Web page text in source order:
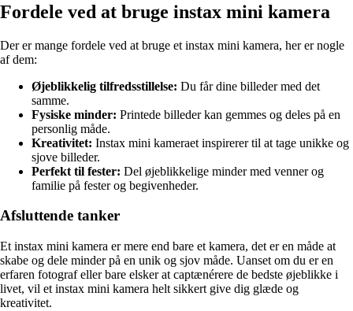
Fordele ved at bruge instax mini kamera
Der er mange fordele ved at bruge et instax mini kamera, her er nogle
af dem:
Øjeblikkelig tilfredsstillelse: Du får dine billeder med det
samme.
Fysiske minder: Printede billeder kan gemmes og deles på en
personlig måde.
Kreativitet: Instax mini kameraet inspirerer til at tage unikke og
sjove billeder.
Perfekt til fester: Del øjeblikkelige minder med venner og
familie på fester og begivenheder.
Afsluttende tanker
Et instax mini kamera er mere end bare et kamera, det er en måde at
skabe og dele minder på en unik og sjov måde. Uanset om du er en
erfaren fotograf eller bare elsker at captænérere de bedste øjeblikke i
livet, vil et instax mini kamera helt sikkert give dig glæde og
kreativitet.